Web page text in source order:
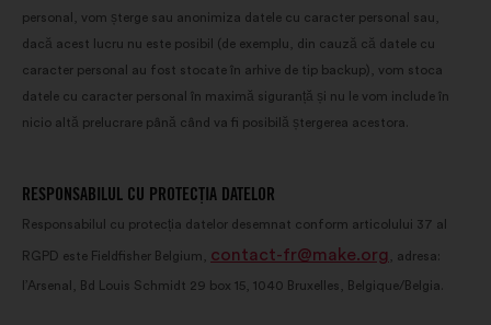
personal, vom șterge sau anonimiza datele cu caracter personal sau,
dacă acest lucru nu este posibil (de exemplu, din cauză că datele cu
caracter personal au fost stocate în arhive de tip backup), vom stoca
datele cu caracter personal în maximă siguranță și nu le vom include în
nicio altă prelucrare până când va fi posibilă ștergerea acestora.
RESPONSABILUL CU PROTECȚIA DATELOR
Responsabilul cu protecția datelor desemnat conform articolului 37 al
RGPD este Fieldfisher Belgium, contact-fr@make.org , adresa:
l’Arsenal, Bd Louis Schmidt 29 box 15, 1040 Bruxelles, Belgique/Belgia.